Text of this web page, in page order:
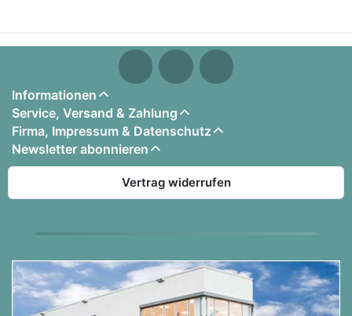
"Shigeru Kawai EX Classic" und des legendären
Kawai "EX" sowie des Shigeru Kawai "SK-5" nach
Hause. Spielen Sie diese Flügel und erleben Sie
den natürlichen Klang über das leistungsstarke
360°-Lautsprechersystem oder über die neue
SHS-Kopfhörertechnologie. Sie können den CA501
auch als Bluetooth-Lautsprecher für Ihre Musik
Satin und Premium White Satin ist der CA501 in
Bezug auf Leistung, Qualität und Wert ein
perfekter Kauf für jeden Pianisten.
Informationen
Service, Versand & Zahlung
Firma, Impressum & Datenschutz
Newsletter abonnieren
Vertrag widerrufen